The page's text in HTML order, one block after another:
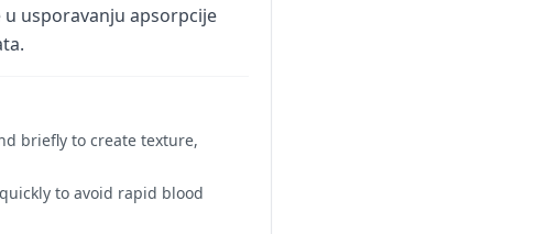
usporavanju apsorpcije
briefly to create texture,
to avoid rapid blood